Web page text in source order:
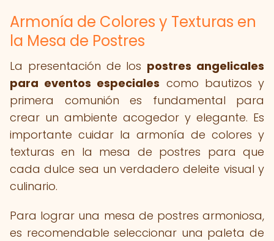
Armonía de Colores y Texturas en
la Mesa de Postres
La presentación de los postres angelicales
para eventos especiales como bautizos y
primera comunión es fundamental para
crear un ambiente acogedor y elegante. Es
importante cuidar la armonía de colores y
texturas en la mesa de postres para que
cada dulce sea un verdadero deleite visual y
culinario.
Para lograr una mesa de postres armoniosa,
es recomendable seleccionar una paleta de